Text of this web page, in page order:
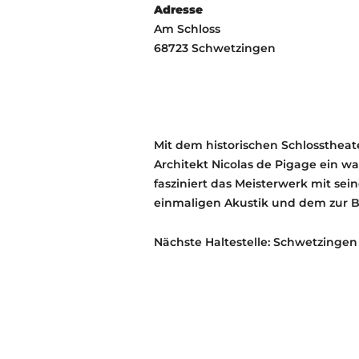
Adresse
Am Schloss
68723 Schwetzingen
Mit dem historischen
Architekt Nicolas de Pigage ein
fasziniert das Meisterwerk mit
einmaligen Akustik und dem zur
Nächste Haltestelle: Schwetzingen